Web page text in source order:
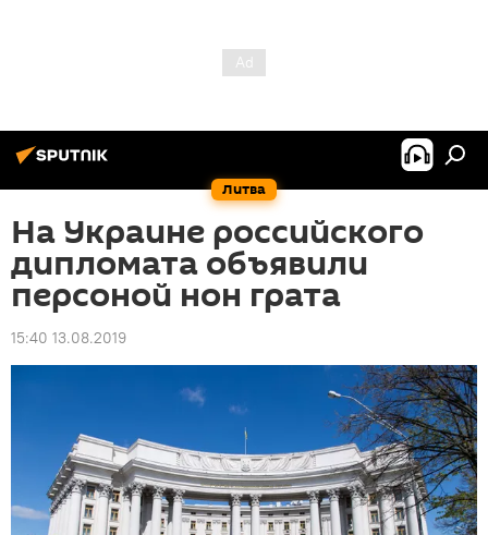
Литва
На Украине российского
дипломата объявили
персоной нон грата
15:40 13.08.2019